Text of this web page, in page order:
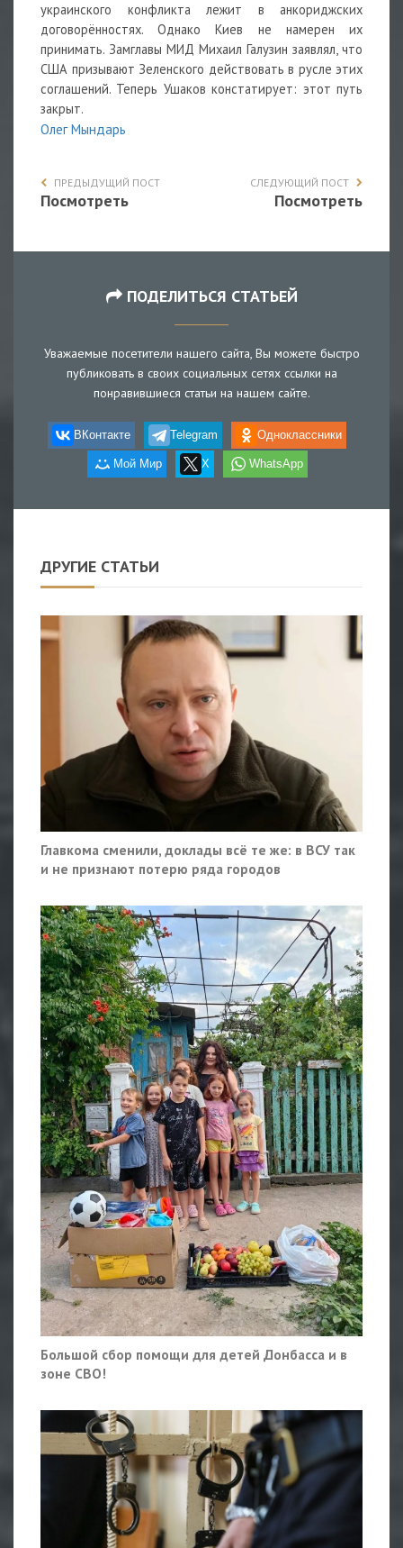
украинского конфликта лежит в анкориджских
договорённостях. Однако Киев не намерен их
принимать. Замглавы МИД Михаил Галузин заявлял, что
США призывают Зеленского действовать в русле этих
соглашений. Теперь Ушаков констатирует: этот путь
закрыт.
Олег Мындарь
ПРЕДЫДУЩИЙ ПОСТ
Посмотреть
СЛЕДУЮЩИЙ ПОСТ
Посмотреть
ПОДЕЛИТЬСЯ СТАТЬЕЙ
Уважаемые посетители нашего сайта, Вы можете быстро
публиковать в своих социальных сетях ссылки на
понравившиеся статьи на нашем сайте.
ВКонтакте Telegram Одноклассники
Мой Мир X WhatsApp
ДРУГИЕ СТАТЬИ
Главкома сменили, доклады всё те же: в ВСУ так
и не признают потерю ряда городов
Большой сбор помощи для детей Донбасса и в
зоне СВО!